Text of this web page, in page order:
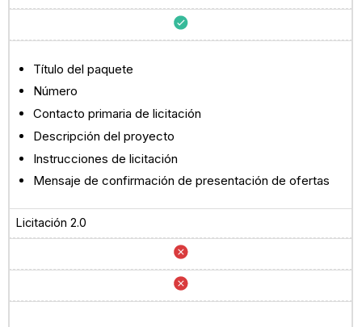
Título del paquete
Número
Contacto primaria de licitación
Descripción del proyecto
Instrucciones de licitación
Mensaje de confirmación de presentación de ofertas
Licitación 2.0